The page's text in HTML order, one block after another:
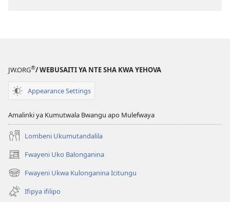
JW.ORG®/ WEBUSAITI YA NTE SHA KWA YEHOVA
Appearance Settings
Amalinki ya Kumutwala Bwangu apo Mulefwaya
Lombeni Ukumutandalila
Fwayeni Uko Balonganina
(yalaisula
na
imbi)
Fwayeni Ukwa Kulonganina Icitungu
(yalaisula
na
imbi)
Ifipya ifilipo